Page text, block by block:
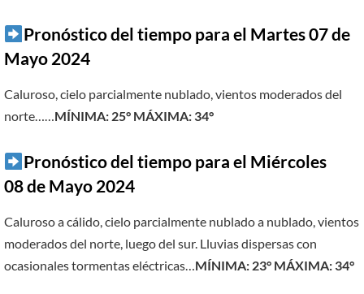
Pronóstico del tiempo para el Martes 07 de
Mayo 2024
Caluroso, cielo parcialmente nublado, vientos moderados del
norte……MÍNIMA: 25° MÁXIMA: 34°
Pronóstico del tiempo para el Miércoles
08 de Mayo 2024
Caluroso a cálido, cielo parcialmente nublado a nublado, vientos
moderados del norte, luego del sur. Lluvias dispersas con
ocasionales tormentas eléctricas…MÍNIMA: 23° MÁXIMA: 34°